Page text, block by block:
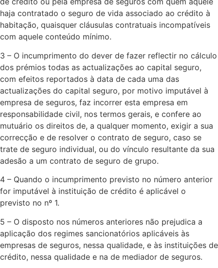
haja contratado o seguro de vida associado ao crédito à
habitação, quaisquer cláusulas contratuais incompatíveis
com aquele conteúdo mínimo.​
3 – O incumprimento do dever de fazer reflectir no cálculo
dos prémios todas as actualizações ao capital seguro,
com efeitos reportados à data de cada uma das
actualizações do capital seguro, por motivo imputável à
empresa de seguros, faz incorrer esta empresa em
responsabilidade civil, nos termos gerais, e confere ao
mutuário os direitos de, a qualquer momento, exigir a sua
correcção e de resolver o contrato de seguro, caso se
trate de seguro individual, ou do vínculo resultante da sua
adesão a um contrato de seguro de grupo.​
4 – Quando o incumprimento previsto no número anterior
for imputável à instituição de crédito é aplicável o
previsto no nº 1.​
5 – O disposto nos números anteriores não prejudica a
aplicação dos regimes sancionatórios aplicáveis às
empresas de seguros, nessa qualidade, e às instituições de
crédito, nessa qualidade e na de mediador de seguros.​